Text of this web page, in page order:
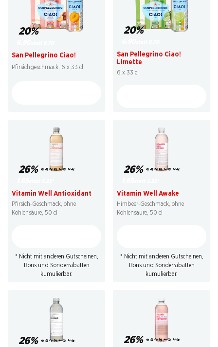
20%
San Pellegrino Ciao!
Pfirsichgeschmack, 6 x 33 cl
20%
San Pellegrino Ciao!
Limette
6 x 33 cl
26% ab 2 Stück
Vitamin Well Antioxidant
Pfirsich-Geschmack, ohne
Kohlensäure, 50 cl
* Nicht mit anderen Gutscheinen,
Bons und Sonderrabatten
kumulierbar.
26% ab 2 Stück
Vitamin Well Awake
Himbeer-Geschmack, ohne
Kohlensäure, 50 cl
* Nicht mit anderen Gutscheinen,
Bons und Sonderrabatten
kumulierbar.
26% ab 2 Stück 26% ab 2 Stück